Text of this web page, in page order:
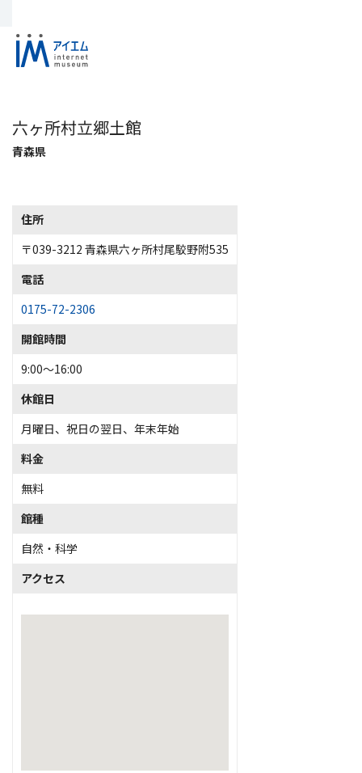
六ヶ所村立郷土館
青森県
住所
〒039-3212 青森県六ヶ所村尾駮野附535
電話
0175-72-2306
開館時間
9:00～16:00
休館日
月曜日、祝日の翌日、年末年始
料金
無料
館種
自然・科学
アクセス